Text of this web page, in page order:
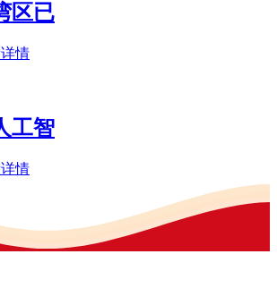
区已
工智